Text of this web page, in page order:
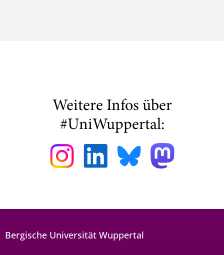
Weitere Infos über
#UniWuppertal:
Bergische Universität Wuppertal